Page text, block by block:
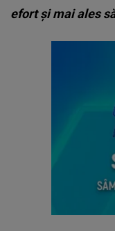
efort și mai ales